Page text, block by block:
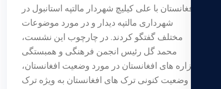
افغانستان با علی کیلیچ شهردار مالتپه استانبول در
شهرداری مالتپه دیدار و در مورد موضوعات
مختلف گفتگو کردند. در چارچوب این نشست،
محمد گل رئیس انجمن فرهنگی و همبستگی
هزاره های افغانستان در مورد وضعیت افغانستان،
وضعیت کنونی ترک های افغانستان به ویژه ترک